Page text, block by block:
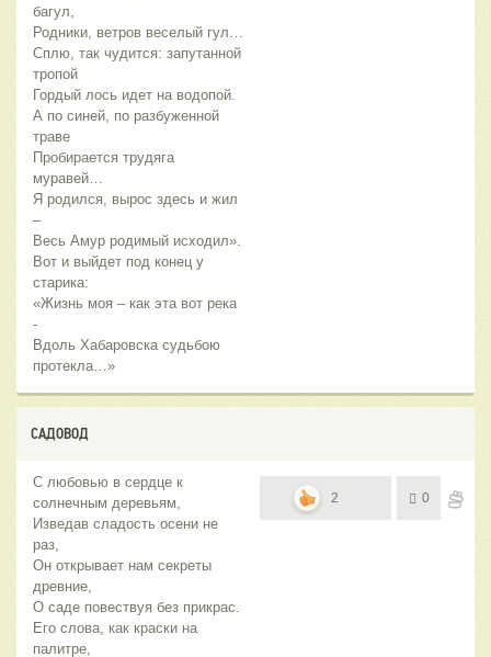
багул,
Родники, ветров веселый гул…
Сплю, так чудится: запутанной
тропой
Гордый лось идет на водопой.
А по синей, по разбуженной
траве
Пробирается трудяга
муравей…
Я родился, вырос здесь и жил
–
Весь Амур родимый исходил».
Вот и выйдет под конец у
старика:
«Жизнь моя – как эта вот река
-
Вдоль Хабаровска судьбою
протекла…»
САДОВОД
С любовью в сердце к
солнечным деревьям,
Изведав сладость осени не
раз,
Он открывает нам секреты
древние,
О саде повествуя без прикрас.
Его слова, как краски на
палитре,
2 0